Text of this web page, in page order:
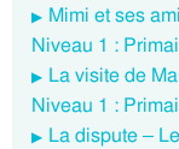
Mimi et ses
Niveau 1 :
La visite de
Niveau 1 :
La dispute –